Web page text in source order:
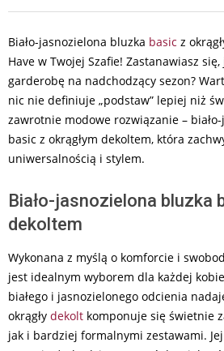
Biało-jasnozielona bluzka basic z
Have w Twojej Szafie! Zastanawiasz
garderobę na nadchodzący sezon?
nic nie definiuje „podstaw” lepiej niż
zawrotnie modowe rozwiązanie –
basic z okrągłym dekoltem, która
uniwersalnością i stylem.
Biało-jasnozielona bluzka
dekoltem
Wykonana z myślą o komforcie i
jest idealnym wyborem dla każdej
białego i jasnozielonego odcienia
okrągły dekolt komponuje się świetnie
jak i bardziej formalnymi zestawami.